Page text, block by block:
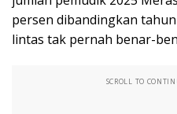
persen dibandingkan
lintas tak pernah benar-
SCROLL TO